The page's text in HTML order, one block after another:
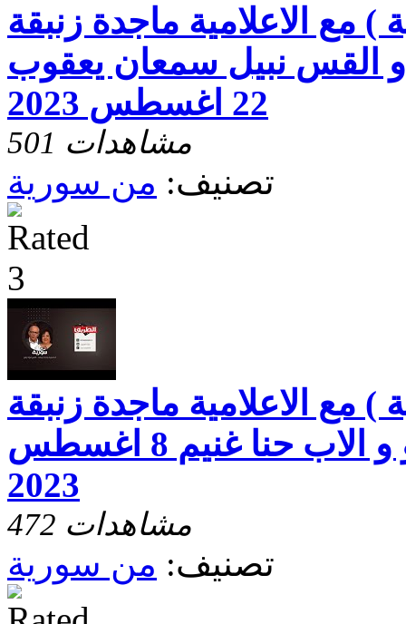
مع الاعلامية ماجدة زنبقة
القس نبيل سمعان يعقوب
22 اغسطس 2023
501 مشاهدات
تصنيف: من سورية
مع الاعلامية ماجدة زنبقة
والقس د. فؤاد رشو و الاب حنا غنيم 8 اغسطس
2023
472 مشاهدات
تصنيف: من سورية